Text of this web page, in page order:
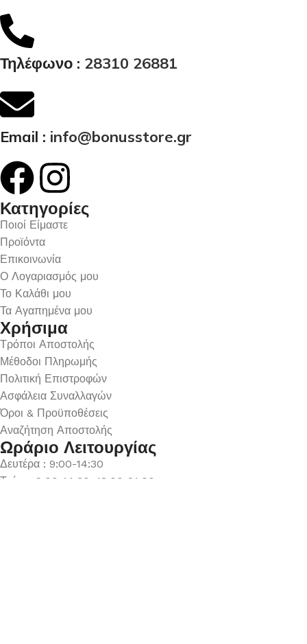
Τηλέφωνο : 28310 26881
Email : info@bonusstore.gr
Κατηγορίες
Ποιοί Είμαστε
Προϊόντα
Επικοινωνία
Ο Λογαριασμός μου
Το Καλάθι μου
Τα Αγαπημένα μου
Χρήσιμα
Τρόποι Αποστολής
Μέθοδοι Πληρωμής
Πολιτική Επιστροφών
Ασφάλεια Συναλλαγών
Όροι & Προϋποθέσεις
Αναζήτηση Αποστολής
Ωράριο Λειτουργίας
Δευτέρα : 9:00-14:30
Τρίτη : 9:00-14:30, 18:00-21:00